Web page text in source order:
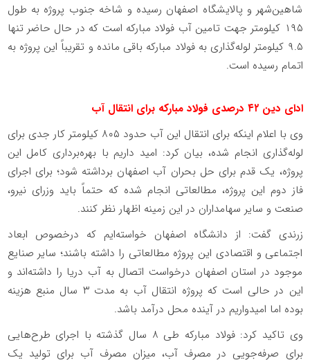
شاهین‌شهر و پالایشگاه اصفهان رسیده و شاخه جنوب پروژه به طول
۱۹۵ کیلومتر جهت تامین آب فولاد مبارکه است که در حال حاضر تنها
۹.۵ کیلومتر لوله‌گذاری به فولاد مبارکه باقی مانده و تقریباً این پروژه به
اتمام رسیده است.
ادای دین ۴۲
درصدی فولاد مبارکه برای انتقال آب
وی با اعلام اینکه برای انتقال این آب حدود ۸۰۵ کیلومتر کار جدی برای
لوله‌گذاری انجام شده، بیان کرد: امید داریم با بهره‌برداری کامل این
پروژه، یک قدم برای حل بحران آب اصفهان برداشته شود؛ برای اجرای
فاز دوم این پروژه، مطالعاتی انجام شده که حتماً باید وزرای نیرو،
صنعت و سایر سهامداران در این زمینه اظهار نظر کنند.
زرندی گفت: از دانشگاه اصفهان خواسته‌ایم که درخصوص ابعاد
اجتماعی و اقتصادی این پروژه مطالعاتی را داشته باشند؛ سایر صنایع
موجود در استان اصفهان درخواست اتصال به آب دریا را داشته‌اند و
این در حالی است که پروژه انتقال آب به مدت ۳ سال منبع هزینه
بوده اما امیدواریم در آینده محل درآمد باشد.
وی تاکید کرد: فولاد مبارکه طی ۸ سال گذشته با اجرای طرح‌هایی
برای صرفه‌جویی در مصرف آب، میزان مصرف آب برای تولید یک